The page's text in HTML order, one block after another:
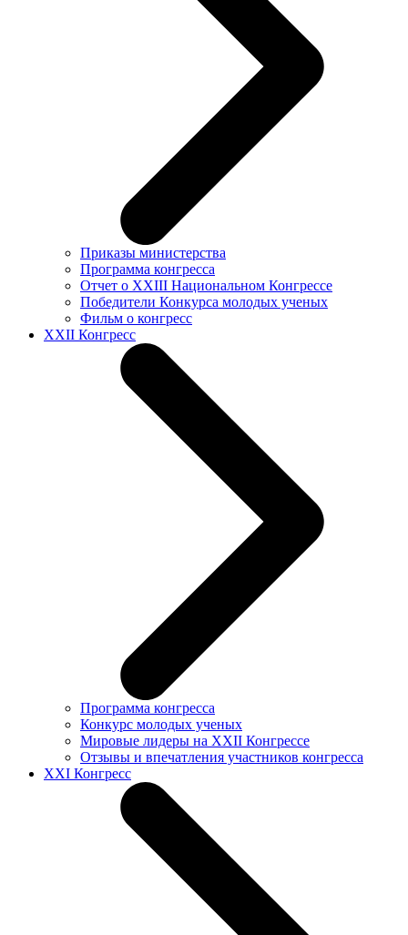
Приказы министерства
Программа конгресса
Отчет о XXIII Национальном Конгрессе
Победители Конкурса молодых ученых
Фильм о конгресс
XXII Конгресс
Программа конгресса
Конкурс молодых ученых
Мировые лидеры на XXII Конгрессе
Отзывы и впечатления участников конгресса
XXI Конгресс